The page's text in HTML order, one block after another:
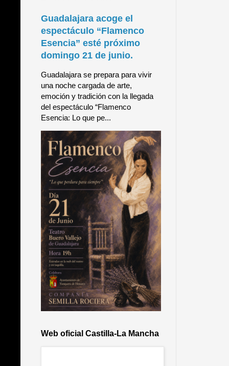
Guadalajara acoge el
espectáculo “Flamenco
Esencia” esté próximo
domingo 21 de junio.
Guadalajara se prepara para vivir
una noche cargada de arte,
emoción y tradición con la llegada
del espectáculo “Flamenco
Esencia: Lo que pe...
Web oficial Castilla-La Mancha